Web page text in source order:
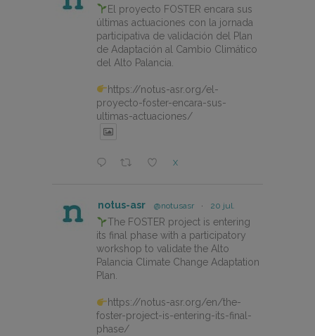
El proyecto FOSTER encara sus
últimas actuaciones con la jornada
participativa de validación del Plan
de Adaptación al Cambio Climático
del Alto Palancia.
https://notus-asr.org/el-
proyecto-foster-encara-sus-
ultimas-actuaciones/
X
notus-asr @notusasr · 20 jul.
The FOSTER project is entering
its final phase with a participatory
workshop to validate the Alto
Palancia Climate Change Adaptation
Plan.
https://notus-asr.org/en/the-
foster-project-is-entering-its-final-
phase/